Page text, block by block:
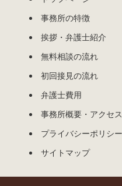
事務所の特徴
挨拶・弁護士紹介
無料相談の流れ
初回接見の流れ
弁護士費用
事務所概要・アクセス
プライバシーポリシー
サイトマップ